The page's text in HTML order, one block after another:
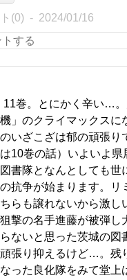
(0) 2024/01/16
11巻。とにかく辛い…。
」のクライマックスに
いざこざは郁の頑張り
は10巻の話）いよいよ県
書隊となんとしても世
抗争が始まります。リ
らも譲れないから激し
撃の名手進藤が被弾し
ないと思った茨城の図
張り抑えるけど…。残
った良化隊をみて堂上